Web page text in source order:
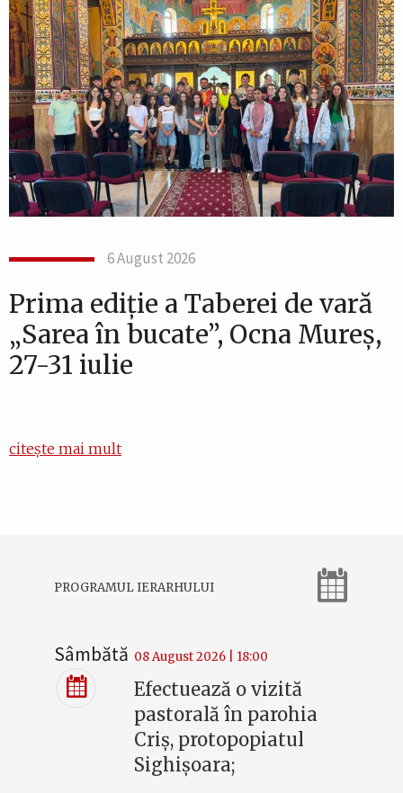
6 August 2026
Prima ediție a Taberei de vară
„Sarea în bucate”, Ocna Mureș,
27-31 iulie
citește mai mult
PROGRAMUL IERARHULUI
Sâmbătă 08 August 2026 | 18:00
Efectuează o vizită
pastorală în parohia
Criș, protopopiatul
Sighișoara;